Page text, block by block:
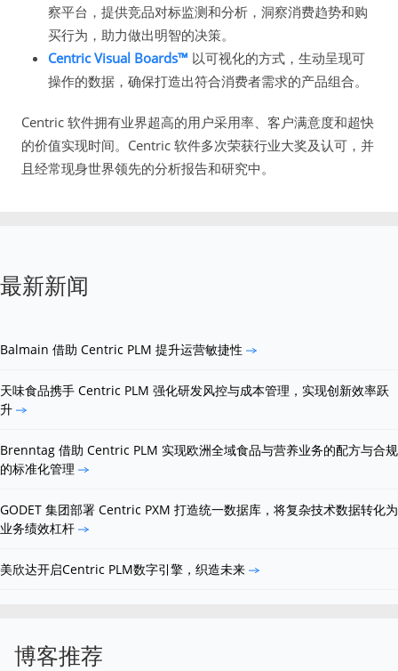
察平台，提供竞品对标监测和分析，洞察消费趋势和购
买行为，助力做出明智的决策。
Centric Visual Boards™ 以可视化的方式，生动呈现可
操作的数据，确保打造出符合消费者需求的产品组合。
Centric 软件拥有业界超高的用户采用率、客户满意度和超快
的价值实现时间。Centric 软件多次荣获行业大奖及认可，并
且经常现身世界领先的分析报告和研究中。
最新新闻
Balmain 借助 Centric PLM 提升运营敏捷性
天味食品携手 Centric PLM 强化研发风控与成本管理，实现创新效率跃
升
Brenntag 借助 Centric PLM 实现欧洲全域食品与营养业务的配方与合规
的标准化管理
GODET 集团部署 Centric PXM 打造统一数据库，将复杂技术数据转化为
业务绩效杠杆
美欣达开启Centric PLM数字引擎，织造未来
博客推荐